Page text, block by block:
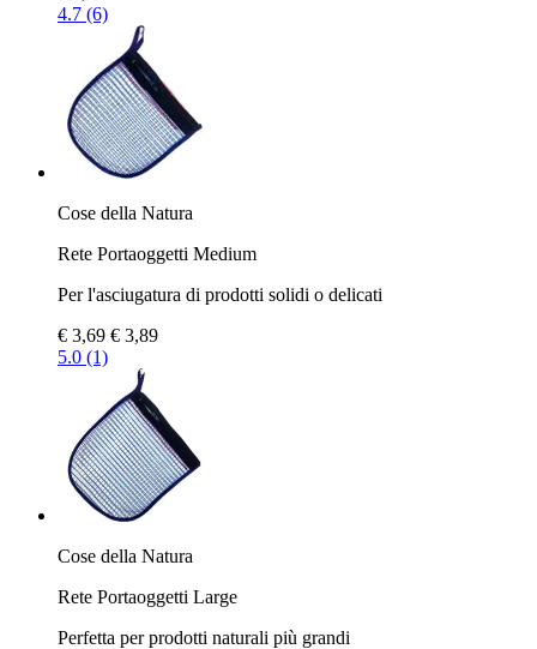
4.7 (6)
Cose della Natura
Rete Portaoggetti Medium
Per l'asciugatura di prodotti solidi o delicati
€ 3,69 € 3,89
5.0 (1)
Cose della Natura
Rete Portaoggetti Large
Perfetta per prodotti naturali più grandi